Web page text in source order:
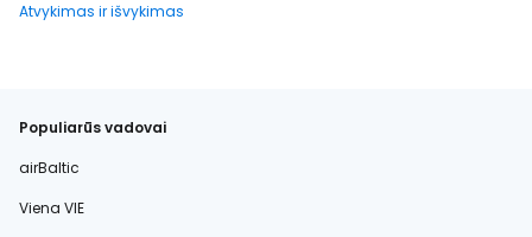
Atvykimas ir išvykimas
Populiarūs vadovai
airBaltic
Viena VIE